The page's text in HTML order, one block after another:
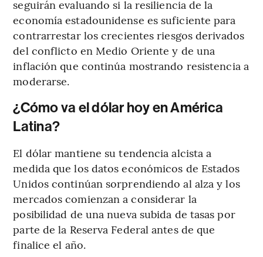
seguirán evaluando si la resiliencia de la
economía estadounidense es suficiente para
contrarrestar los crecientes riesgos derivados
del conflicto en Medio Oriente y de una
inflación que continúa mostrando resistencia a
moderarse.
¿Cómo va el dólar hoy en América
Latina?
El dólar mantiene su tendencia alcista a
medida que los datos económicos de Estados
Unidos continúan sorprendiendo al alza y los
mercados comienzan a considerar la
posibilidad de una nueva subida de tasas por
parte de la Reserva Federal antes de que
finalice el año.